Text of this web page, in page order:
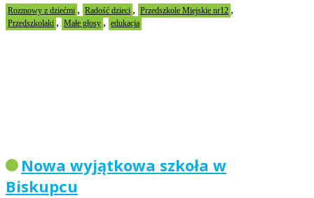
Rozmowy z dziećmi , Radość dzieci , Przedszkole Miejskie nr12 ,
Przedszkolaki , Małe głosy , edukacja
Nowa wyjątkowa szkoła w
Biskupcu